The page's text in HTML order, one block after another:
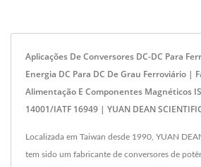
Aplicações De Conversores DC-DC Para
Energia DC Para DC De Grau Ferroviário |
Alimentação E Componentes Magnéticos
14001/IATF 16949 | YUAN DEAN
Localizada em Taiwan desde 1990, YUAN
tem sido um fabricante de conversores de